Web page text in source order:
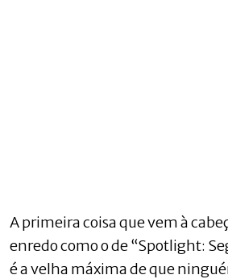
A primeira coisa que vem à
enredo como o de “Spotlight:
é a velha máxima de que